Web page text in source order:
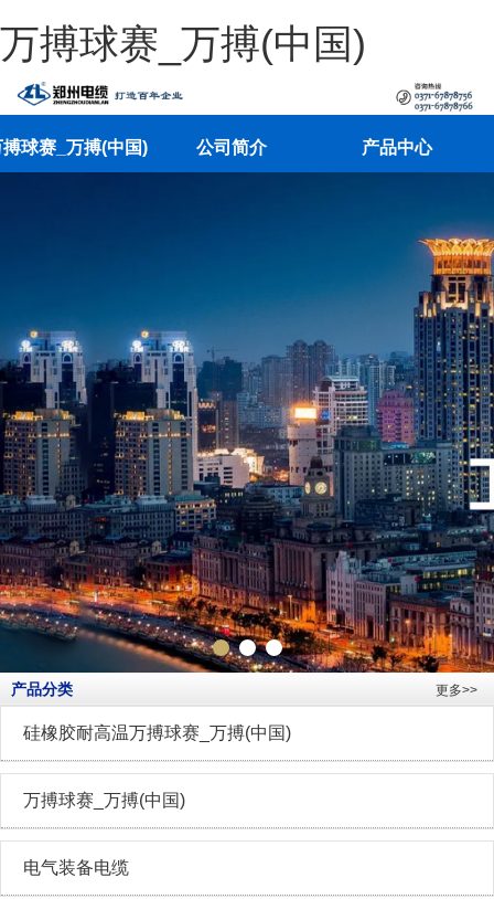
万搏球赛_万搏(中国)
球赛_万搏(中国) 公司简介 产品中心
产品分类 更多>>
硅橡胶耐高温万搏球赛_万搏(中国)
万搏球赛_万搏(中国)
电气装备电缆